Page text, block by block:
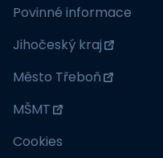
Povinné informace
Jihočeský kraj
Město Třeboň
MŠMT
Cookies